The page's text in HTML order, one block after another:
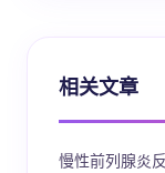
相关文章
慢性前列腺炎